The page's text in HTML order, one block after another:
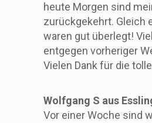
heute Morgen sind
zurückgekehrt. Gleich
waren gut überlegt!
entgegen vorheriger
Vielen Dank für die
Wolfgang S aus
Vor einer Woche sind